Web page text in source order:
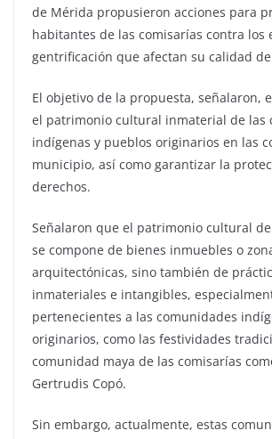
de Mérida propusieron acciones para
habitantes de las comisarías contra los
gentrificación que afectan su calidad
El objetivo de la propuesta, señalaron,
el patrimonio cultural inmaterial de las
indígenas y pueblos originarios en las
municipio, así como garantizar la
derechos.
Señalaron que el patrimonio cultural
se compone de bienes inmuebles o
arquitectónicas, sino también de
inmateriales e intangibles,
pertenecientes a las comunidades
originarios, como las festividades
comunidad maya de las comisarías
Gertrudis Copó.
Sin embargo, actualmente, estas